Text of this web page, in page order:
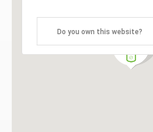
Do you own this website?